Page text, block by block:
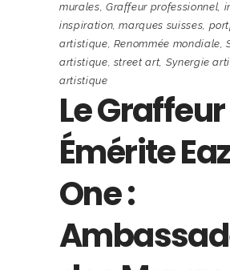
murales, Graffeur professionnel,
inspiration,marques suisses,
artistique, Renommée mondiale,
artistique, street art, Synergie
artistique
Le Graffeur
Émérite
One :